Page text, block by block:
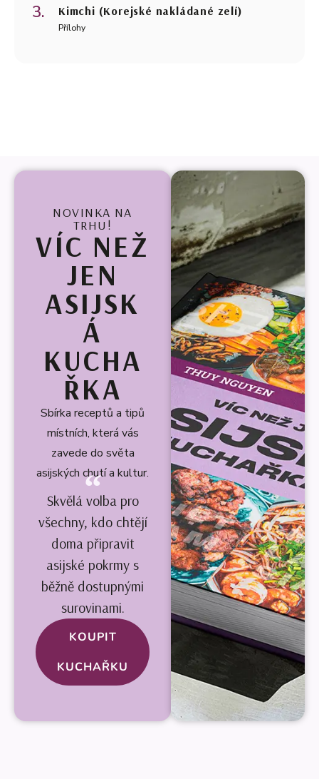
Kimchi (Korejské nakládané zelí)
Přílohy
NOVINKA NA
TRHU!
VÍC NEŽ
JEN
ASIJSK
Á
KUCHA
ŘKA
Sbírka receptů a tipů
místních, která vás
zavede do světa
asijských chutí a kultur.
Skvělá volba pro
všechny, kdo chtějí
doma připravit
asijské pokrmy s
běžně dostupnými
surovinami.
KOUPIT
KUCHAŘKU